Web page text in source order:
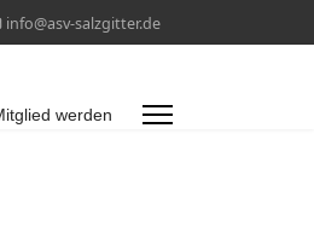
info@asv-salzgitter.de
werden